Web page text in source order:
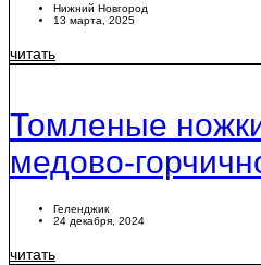
Нижний Новгород
13 марта, 2025
читать
Томленые
медово-
Геленджик
24 декабря, 2024
читать